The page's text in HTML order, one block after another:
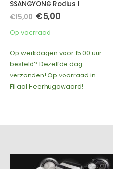
SSANGYONG Rodius I
€15,00 Oorspronkelijke
prijs
was:
€5,00Huidige
Op voorraad
Op werkdagen voor 15:00 uur
besteld? Dezelfde dag
verzonden! Op voorraad in
Filiaal Heerhugowaard!